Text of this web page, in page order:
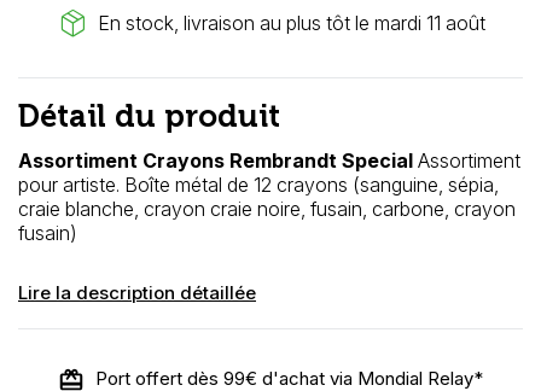
package_2 En stock, livraison au plus tôt le mardi 11 août
Détail du produit
Assortiment Crayons Rembrandt Special Assortiment
pour artiste. Boîte métal de 12 crayons (sanguine, sépia,
craie blanche, crayon craie noire, fusain, carbone, crayon
fusain)
Lire la description détaillée
Port offert dès 99€ d'achat via Mondial Relay*